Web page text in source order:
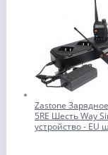
Zastone
5RE Шесть Way
устройство - EU